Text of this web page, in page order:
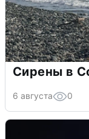
Сирены в
6 августа 0